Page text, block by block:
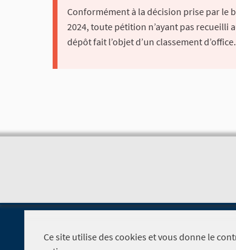
Conformément à la décision prise par le
2024, toute pétition n’ayant pas recueilli
dépôt fait l’objet d’un classement d’office.
Ce site utilise des cookies et vous donne le